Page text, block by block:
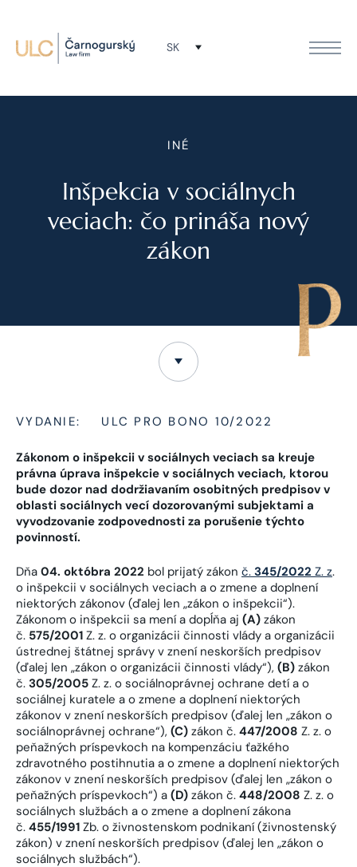
SK
INÉ
Inšpekcia v sociálnych
veciach: čo prináša nový
zákon
VYDANIE: ULC PRO BONO 10/2022
Zákonom o inšpekcii v sociálnych veciach sa kreuje
právna úprava inšpekcie v sociálnych veciach, ktorou
bude dozor nad dodržiavaním osobitných predpisov v
oblasti sociálnych vecí dozorovanými subjektami a
vyvodzovanie zodpovednosti za porušenie týchto
povinností.
Dňa 04. októbra 2022 bol prijatý zákon č. 345/2022 Z. z.
o inšpekcii v sociálnych veciach a o zmene a doplnení
niektorých zákonov (ďalej len „zákon o inšpekcii“).
Zákonom o inšpekcii sa mení a dopĺňa aj (A) zákon
č. 575/2001 Z. z. o organizácii činnosti vlády a organizácii
ústrednej štátnej správy v znení neskorších predpisov
(ďalej len „zákon o organizácii činnosti vlády“), (B) zákon
č. 305/2005 Z. z. o sociálnoprávnej ochrane detí a o
sociálnej kuratele a o zmene a doplnení niektorých
zákonov v znení neskorších predpisov (ďalej len „zákon o
sociálnoprávnej ochrane“), (C) zákon č. 447/2008 Z. z. o
peňažných príspevkoch na kompenzáciu ťažkého
zdravotného postihnutia a o zmene a doplnení niektorých
zákonov v znení neskorších predpisov (ďalej len „zákon o
peňažných príspevkoch“) a (D) zákon č. 448/2008 Z. z. o
sociálnych službách a o zmene a doplnení zákona
č. 455/1991 Zb. o živnostenskom podnikaní (živnostenský
zákon) v znení neskorších predpisov (ďalej len „zákon o
sociálnych službách“).